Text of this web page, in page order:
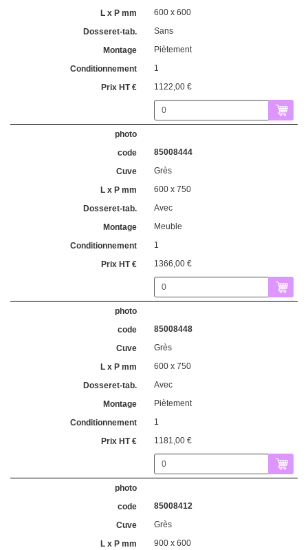
600 x 600
Sans
Piètement
1
1122,00 €
85008444
Grès
600 x 750
Avec
Meuble
1
1366,00 €
85008448
Grès
600 x 750
Avec
Piètement
1
1181,00 €
85008412
Grès
900 x 600